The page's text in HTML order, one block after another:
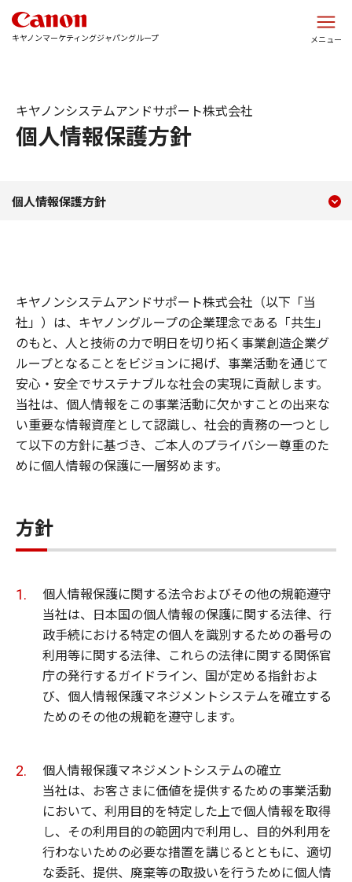
キヤノンマーケティングジャパングループ メニュー
個人情報保護方針
キヤノンシステムアンドサポート株式会社
個人情報保護方針
キヤノンシステムアンドサポート株式会社（以下「当
社」）は、キヤノングループの企業理念である「共生」
のもと、人と技術の力で明日を切り拓く事業創造企業グ
ループとなることをビジョンに掲げ、事業活動を通じて
安心・安全でサステナブルな社会の実現に貢献します。
当社は、個人情報をこの事業活動に欠かすことの出来な
い重要な情報資産として認識し、社会的責務の一つとし
て以下の方針に基づき、ご本人のプライバシー尊重のた
めに個人情報の保護に一層努めます。
方針
個人情報保護に関する法令およびその他の規範遵守
当社は、日本国の個人情報の保護に関する法律、行
政手続における特定の個人を識別するための番号の
利用等に関する法律、これらの法律に関する関係官
庁の発行するガイドライン、国が定める指針およ
び、個人情報保護マネジメントシステムを確立する
ためのその他の規範を遵守します。
個人情報保護マネジメントシステムの確立
当社は、お客さまに価値を提供するための事業活動
において、利用目的を特定した上で個人情報を取得
し、その利用目的の範囲内で利用し、目的外利用を
行わないための必要な措置を講じるとともに、適切
な委託、提供、廃棄等の取扱いを行うために個人情